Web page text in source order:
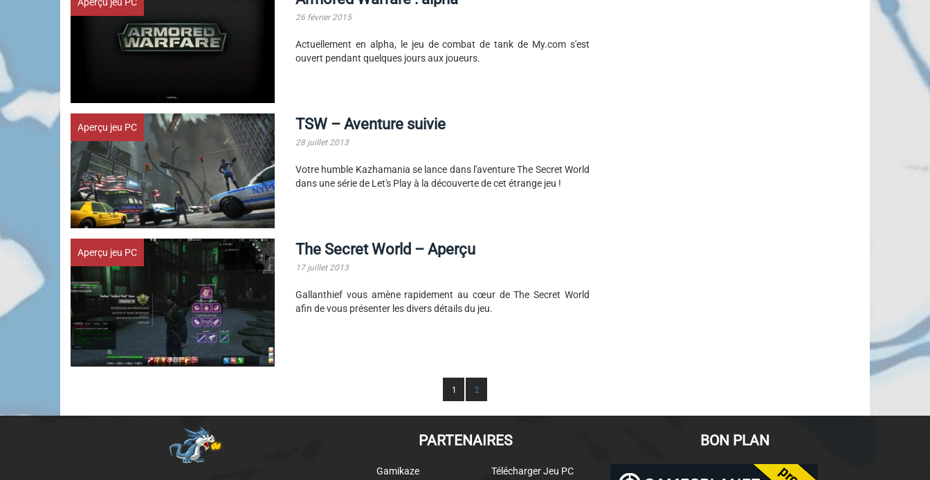
26 février 2015
Actuellement en alpha, le jeu de combat de tank de My.com s'est
ouvert pendant quelques jours aux joueurs.
Aperçu jeu PC TSW – Aventure suivie
28 juillet 2013
Votre humble Kazhamania se lance dans l'aventure The Secret World
dans une série de Let's Play à la découverte de cet étrange jeu !
Aperçu jeu PC The Secret World – Aperçu
17 juillet 2013
Gallanthief vous amène rapidement au cœur de The Secret World
afin de vous présenter les divers détails du jeu.
1 2
PARTENAIRES
Gamikaze Télécharger Jeu PC
BON PLAN